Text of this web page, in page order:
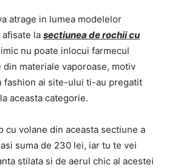
atrage in lumea modelelor
la sectiunea de rochii cu
nu poate inlocui farmecul
materiale vaporoase, motiv
fashion ai site-ului ti-au pregatit
aceasta categorie.
cu volane din aceasta sectiune a
suma de 230 lei, iar tu te vei
stilata si de aerul chic al acestei